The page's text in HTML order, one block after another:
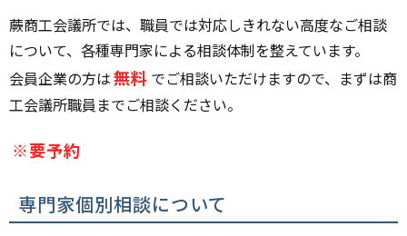
蕨商工会議所では、職員では対応しきれない高度なご相談
について、各種専門家による相談体制を整えています。
会員企業の方は無料 でご相談いただけますので、まずは商
工会議所職員までご相談ください。
※要予約
専門家個別相談について